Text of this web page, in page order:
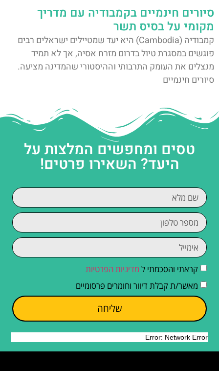
סיורים חינמיים בקמבודיה עם מדריך
מקומי על בסיס תשר
קמבודיה (Cambodia) היא יעד שמטיילים ישראלים רבים
פוגשים במסגרת טיול בדרום מזרח אסיה, אך לא תמיד
מנצלים את העומק התרבותי וההיסטורי שהמדינה מציעה.
סיורים חינמיים
טסים ומחפשים המלצות על
היעד? השאירו פרטים!
קראתי והסכמתי ל מדיניות הפרטיות
מאשר/ת קבלת דיוור וחומרים פרסומיים
שליחה